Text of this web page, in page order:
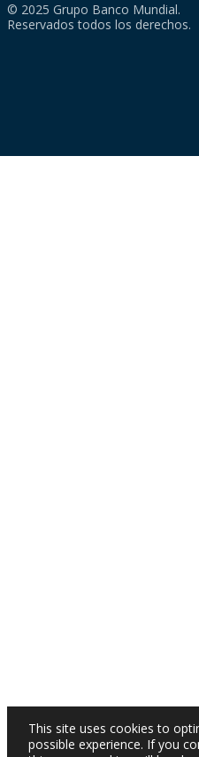
© 2025 Grupo Banco Mundial.
Reservados todos los derechos.
This site uses cookies to
possible experience. If you